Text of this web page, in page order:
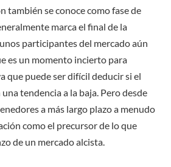
también se conoce como fase de
marca el final de la
participantes del mercado aún
es un momento incierto para
que puede ser difícil deducir si el
tendencia a la baja. Pero desde
a más largo plazo a menudo
como el precursor de lo que
de un mercado alcista.